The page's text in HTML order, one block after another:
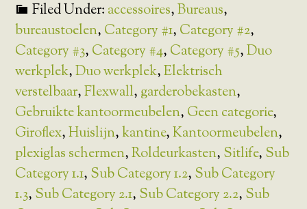
Filed Under: accessoires,Bureaus,
bureaustoelen, Category #1, Category #2,
Category #3, Category #4, Category #5,Duo
werkplek,Duo werkplek,Elektrisch
verstelbaar,Flexwall, garderobekasten,
Gebruikte kantoormeubelen, Geen categorie,
Giroflex,Huislijn,kantine,Kantoormeubelen,
plexiglas schermen,Roldeurkasten, Sitlife, Sub
Category 1.1, Sub Category 1.2, Sub Category
1.3, Sub Category 2.1, Sub Category 2.2, Sub